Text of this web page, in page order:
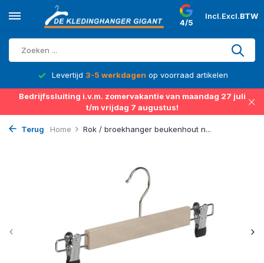
4/5
Incl.Excl.BTW
Levertijd 3-5 werkdagen op voorraad artikelen
Bedrijfssluiting i.v.m. zomervakantie van maandag 27 juli
t/m vrijdag 7 augustus!
Terug Home Rok / broekhanger beukenhout n...